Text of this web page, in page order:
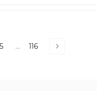
5 ... 116